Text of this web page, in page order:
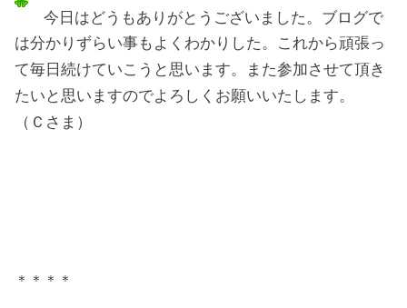
今日はどうもありがとうございました。ブログで
は分かりずらい事もよくわかりした。これから頑張っ
て毎日続けていこうと思います。また参加させて頂き
たいと思いますのでよろしくお願いいたします。
（Ｃさま）
＊＊＊＊